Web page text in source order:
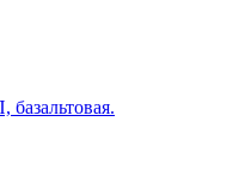
базальтовая.